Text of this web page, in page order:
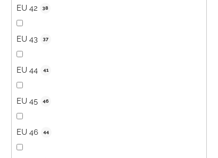
EU 42 38
EU 43 37
EU 44 41
EU 45 46
EU 46 44